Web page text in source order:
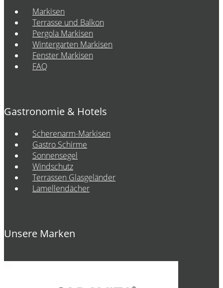
Markisen
Terrasse und Balkon
Pergola Markisen
Wintergarten Markisen
Fenster Markisen
FAQ
Gastronomie & Hotels
Scherenarm-Markisen
Gastro Schirme
Sonnensegel
Windschutz
Terrassen Glasgeländer
Lamellendächer
Unsere Marken